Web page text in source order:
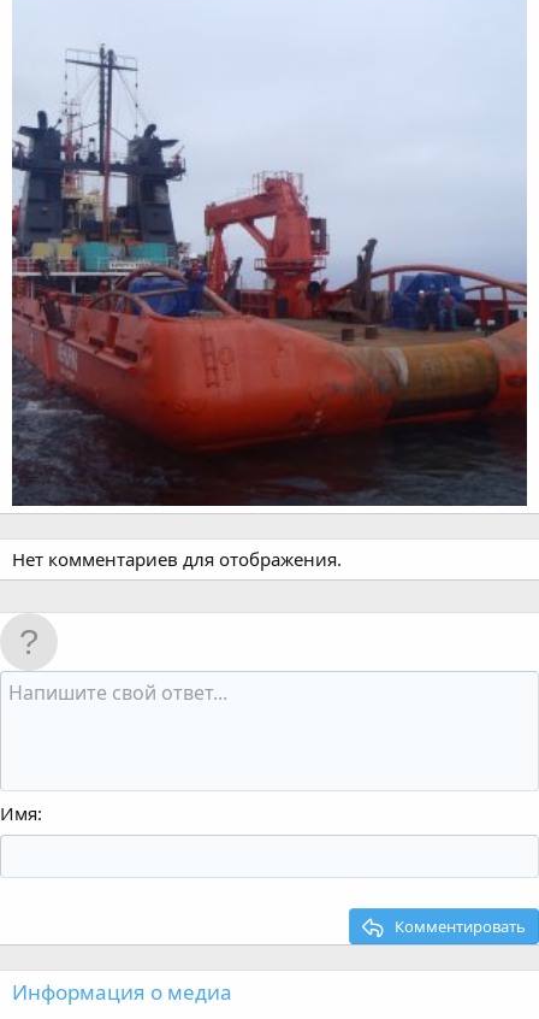
Нет комментариев для отображения.
Имя
Комментировать
Информация о медиа